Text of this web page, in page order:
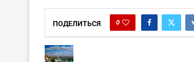
ПОДЕЛИТЬСЯ 0